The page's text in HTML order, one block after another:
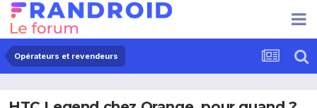
Opérateurs et revendeurs